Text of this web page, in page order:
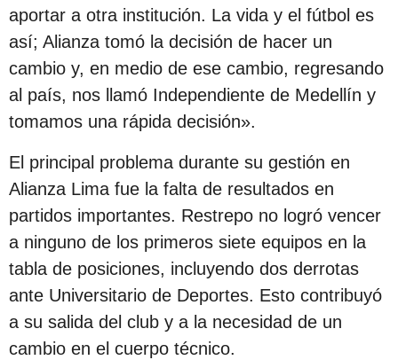
u
b
l
i
c
c
i
ó
n
aportar a otra institución. La vida y el fútbol es
así; Alianza tomó la decisión de hacer un
cambio y, en medio de ese cambio, regresando
al país, nos llamó Independiente de Medellín y
tomamos una rápida decisión».
El principal problema durante su gestión en
Alianza Lima fue la falta de resultados en
partidos importantes. Restrepo no logró vencer
a ninguno de los primeros siete equipos en la
tabla de posiciones, incluyendo dos derrotas
ante Universitario de Deportes. Esto contribuyó
a su salida del club y a la necesidad de un
cambio en el cuerpo técnico.